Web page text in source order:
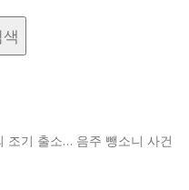
조기 출소… 음주 뺑소니 사건